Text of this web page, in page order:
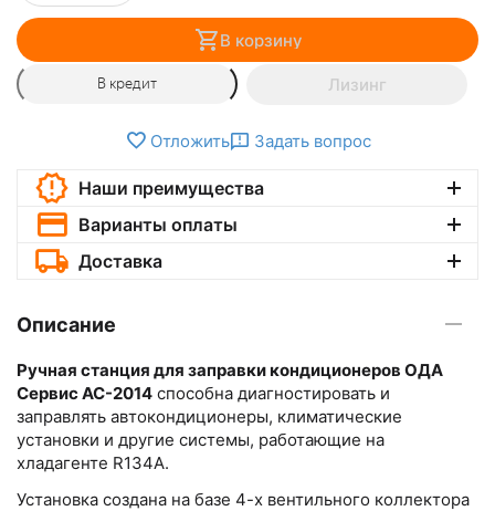
В корзину
В кредит Лизинг
Отложить Задать вопрос
Наши преимущества
Варианты оплаты
Доставка
Описание
Ручная станция для заправки кондиционеров ОДА
Сервис AC-2014 способна диагностировать и
заправлять автокондиционеры, климатические
установки и другие системы, работающие на
хладагенте R134A.
Установка создана на базе 4-х вентильного коллектора